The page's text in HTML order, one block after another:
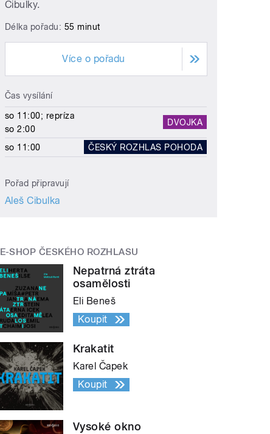
Cibulky.
Délka pořadu: 55 minut
Více o pořadu
Čas vysílání
so 11:00; repríza
so 2:00
DVOJKA
so 11:00 ČESKÝ ROZHLAS POHODA
Pořad připravují
Aleš Cibulka
E-SHOP ČESKÉHO ROZHLASU
Nepatrná ztráta
osamělosti
Eli Beneš
Koupit
Krakatit
Karel Čapek
Koupit
Vysoké okno